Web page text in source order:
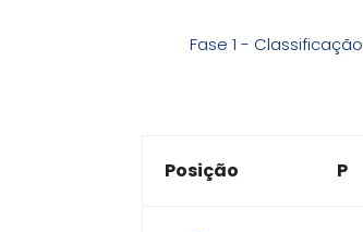
Fase 1 - Classificação
Posição P